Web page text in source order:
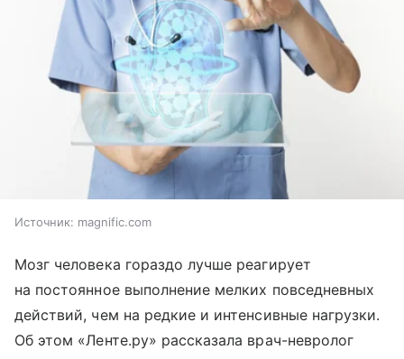
Источник: magnific.com
Мозг человека гораздо лучше реагирует
на постоянное выполнение мелких повседневных
действий, чем на редкие и интенсивные нагрузки.
Об этом «Ленте.ру» рассказала врач-невролог